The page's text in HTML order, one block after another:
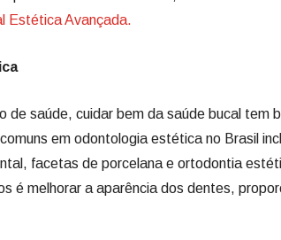
Estética Avançada.
de saúde, cuidar bem da saúde bucal tem
em odontologia estética no Brasil
facetas de porcelana e ortodontia
é melhorar a aparência dos dentes,